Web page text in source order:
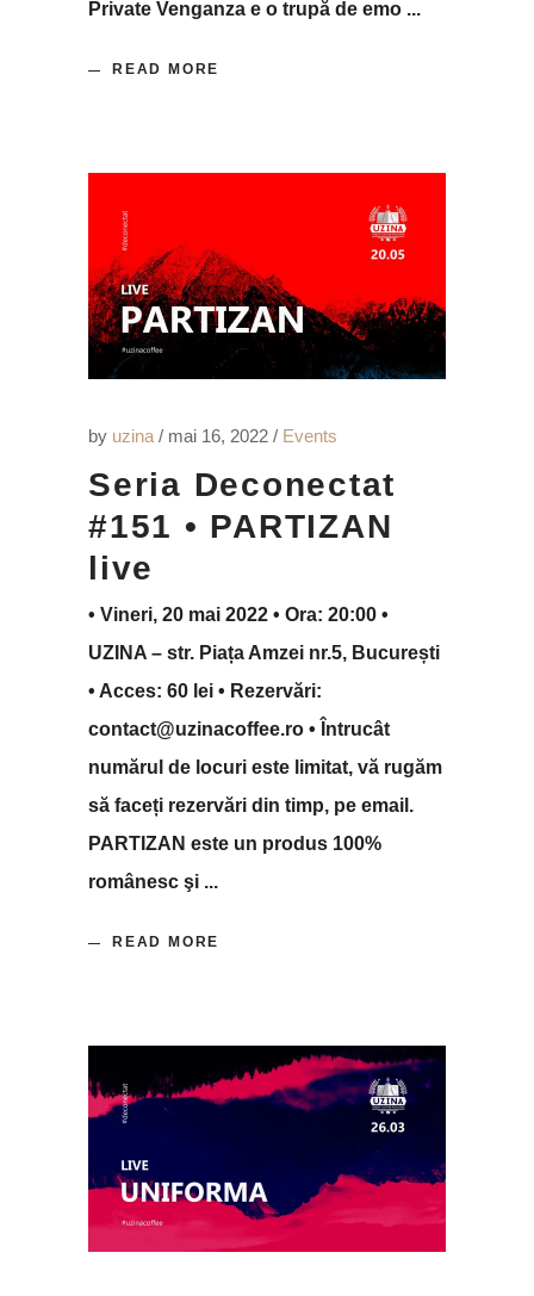
Private Venganza e o trupă de emo
READ MORE
by uzina mai 16, 2022 Events
Seria Deconectat
#151 • PARTIZAN
live
• Vineri, 20 mai 2022 • Ora: 20:00 •
UZINA – str. Piața Amzei nr.5, București
• Acces: 60 lei • Rezervări:
contact@uzinacoffee.ro • Întrucât
numărul de locuri este limitat, vă rugăm
să faceți rezervări din timp, pe email.
PARTIZAN este un produs 100%
românesc şi
READ MORE